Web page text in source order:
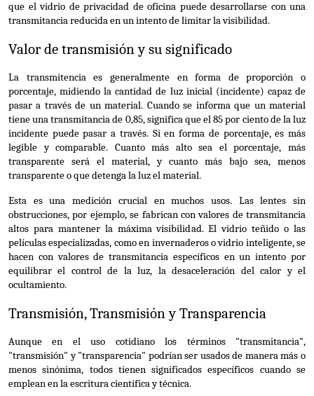
que el vidrio de privacidad de oficina puede desarrollarse con una
transmitancia reducida en un intento de limitar la visibilidad.
Valor de transmisión y su significado
La transmitencia es generalmente en forma de proporción o
porcentaje, midiendo la cantidad de luz inicial (incidente) capaz de
pasar a través de un material. Cuando se informa que un material
tiene una transmitancia de 0,85, significa que el 85 por ciento de la luz
incidente puede pasar a través. Si en forma de porcentaje, es más
legible y comparable. Cuanto más alto sea el porcentaje, más
transparente será el material, y cuanto más bajo sea, menos
transparente o que detenga la luz el material.
Esta es una medición crucial en muchos usos. Las lentes sin
obstrucciones, por ejemplo, se fabrican con valores de transmitancia
altos para mantener la máxima visibilidad. El vidrio teñido o las
películas especializadas, como en invernaderos o vidrio inteligente, se
hacen con valores de transmitancia específicos en un intento por
equilibrar el control de la luz, la desaceleración del calor y el
ocultamiento.
Transmisión, Transmisión y Transparencia
Aunque en el uso cotidiano los términos "transmitancia",
"transmisión" y "transparencia" podrían ser usados de manera más o
menos sinónima, todos tienen significados específicos cuando se
emplean en la escritura científica y técnica.